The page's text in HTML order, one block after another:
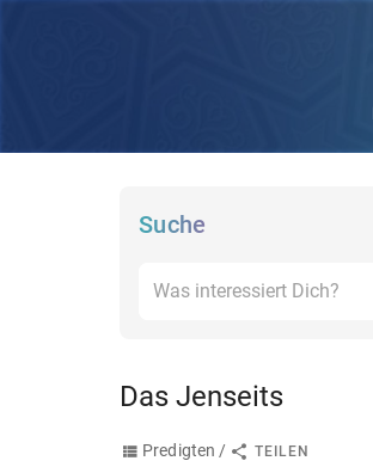
Suche
Das Jenseits
Predigten / TEILEN